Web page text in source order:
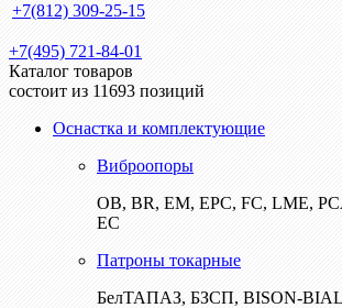
+7(812) 309-25-15
+7(495) 721-84-01
Каталог товаров
состоит из 11693 позиций
Оснастка и комплектующие
Виброопоры
ОВ, BR, EM, EPC, FC, LME,
EC
Патроны токарные
БелТАПАЗ, БЗСП, BISON-BIAL